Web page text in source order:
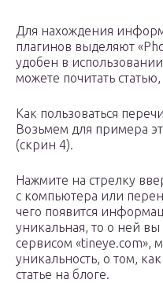
Для нахождения
плагинов выделяют
удобен в
можете почитать
Как пользоваться
Возьмем для примера
(скрин 4).
Нажмите на стрелку
с компьютера или
чего появится
уникальная, то о ней вы
сервисом «tineye.com»,
уникальность, о том,
статье на блоге.